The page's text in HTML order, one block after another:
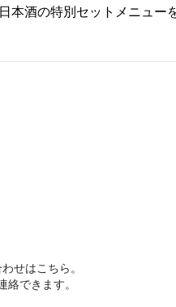
本酒の特別セットメニュー
せはこちら。
絡できます。